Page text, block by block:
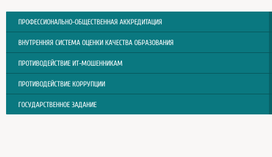
ПРОФЕССИОНАЛЬНО-ОБЩЕСТВЕННАЯ АККРЕДИТАЦИЯ
ВНУТРЕННЯЯ СИСТЕМА ОЦЕНКИ КАЧЕСТВА ОБРАЗОВАНИЯ
ПРОТИВОДЕЙСТВИЕ ИТ-МОШЕННИКАМ
ПРОТИВОДЕЙСТВИЕ КОРРУПЦИИ
ГОСУДАРСТВЕННОЕ ЗАДАНИЕ